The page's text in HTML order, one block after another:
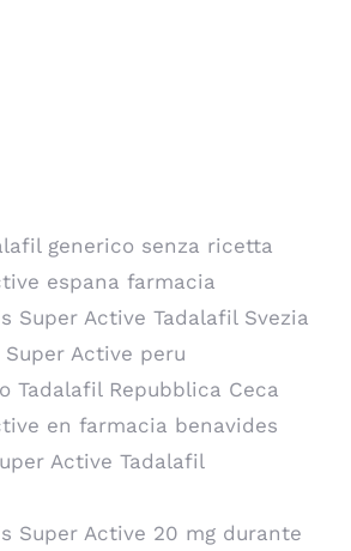
generico senza ricetta
espana farmacia
Super Active Tadalafil Svezia
Active peru
Tadalafil Repubblica Ceca
en farmacia benavides
Active Tadalafil
Super Active 20 mg durante